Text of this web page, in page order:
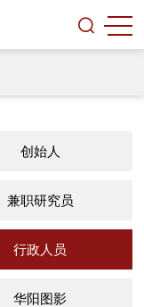
创始人
兼职研究员
行政人员
华阳图影